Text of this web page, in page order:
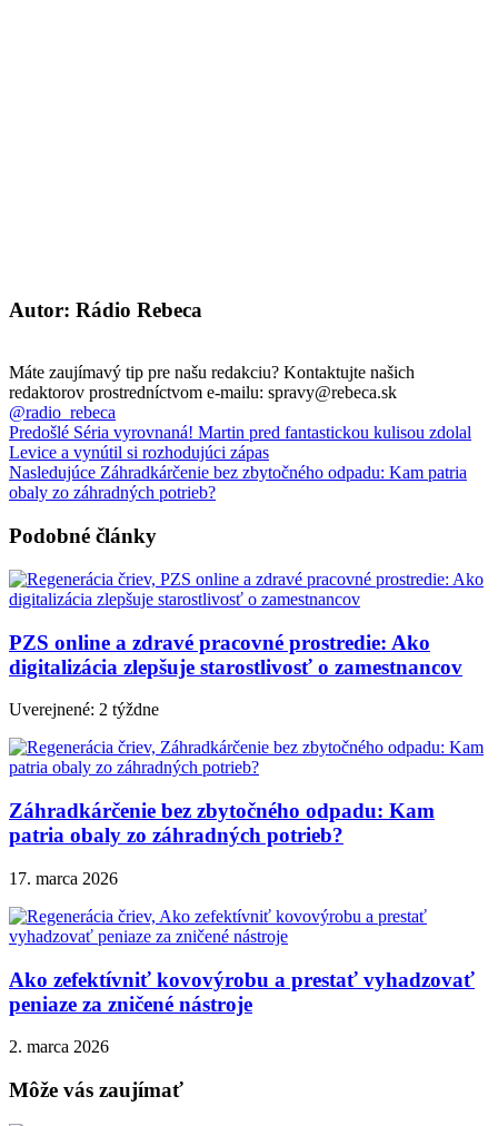
Autor: Rádio Rebeca
Máte zaujímavý tip pre našu redakciu? Kontaktujte našich
redaktorov prostredníctvom e-mailu: spravy@rebeca.sk
@radio_rebeca
Predošlé Séria vyrovnaná! Martin pred fantastickou kulisou zdolal
Levice a vynútil si rozhodujúci zápas
Nasledujúce Záhradkárčenie bez zbytočného odpadu: Kam patria
obaly zo záhradných potrieb?
Podobné články
PZS online a zdravé pracovné prostredie: Ako
digitalizácia zlepšuje starostlivosť o zamestnancov
Uverejnené: 2 týždne
Záhradkárčenie bez zbytočného odpadu: Kam
patria obaly zo záhradných potrieb?
17. marca 2026
Ako zefektívniť kovovýrobu a prestať vyhadzovať
peniaze za zničené nástroje
2. marca 2026
Môže vás zaujímať